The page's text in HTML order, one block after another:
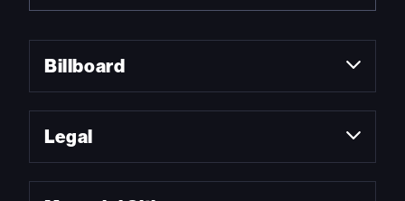
Billboard
Legal